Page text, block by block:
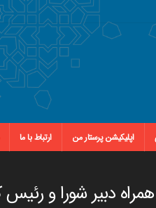
اپلیکیشن پرستار من ارتباط با ما
دبیر شورا و رئیس